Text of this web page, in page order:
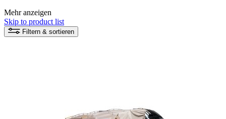
komfortable und bequeme Unterkunft immer griffbereit, wenn du
auf der Straße unterwegs bist und das Abenteuer suchst.
Mehr anzeigen
Skip to product list
Filtern & sortieren